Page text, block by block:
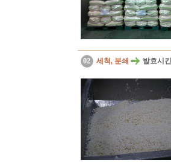
02 세척, 분쇄 발효시